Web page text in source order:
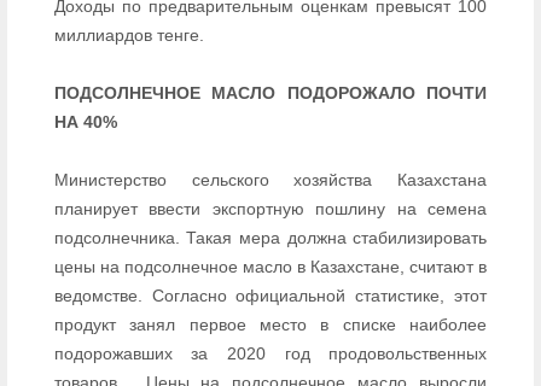
Доходы по предварительным оценкам превысят 100
миллиардов тенге.
ПОДСОЛНЕЧНОЕ МАСЛО ПОДОРОЖАЛО ПОЧТИ
НА 40%
Министерство сельского хозяйства Казахстана
планирует ввести экспортную пошлину на семена
подсолнечника. Такая мера должна стабилизировать
цены на подсолнечное масло в Казахстане, считают в
ведомстве. Согласно официальной статистике, этот
продукт занял первое место в списке наиболее
подорожавших за 2020 год продовольственных